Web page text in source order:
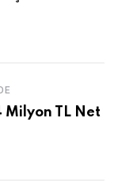
Milyon TL Net